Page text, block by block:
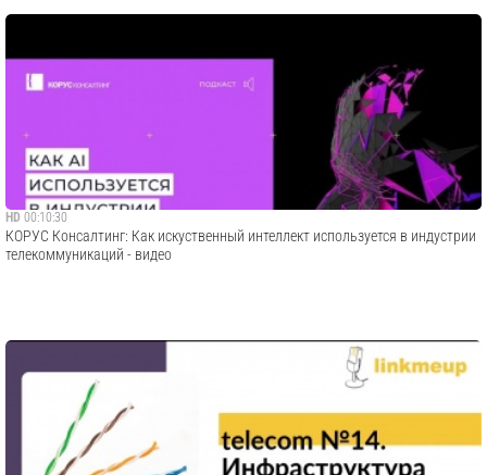
HD 00:10:30
КОРУС Консалтинг: Как искуственный интеллект используется в индустрии
телекоммуникаций - видео